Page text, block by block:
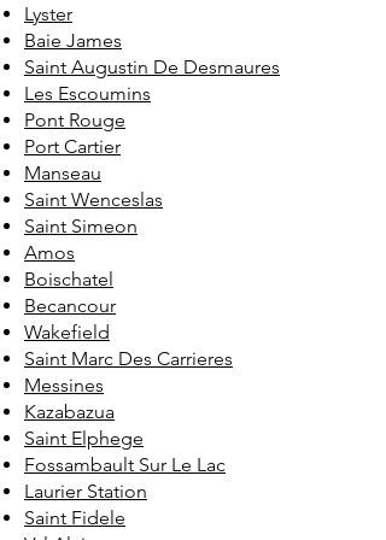
Lyster
Baie James
Saint Augustin De Desmaures
Les Escoumins
Pont Rouge
Port Cartier
Manseau
Saint Wenceslas
Saint Simeon
Amos
Boischatel
Becancour
Wakefield
Saint Marc Des Carrieres
Messines
Kazabazua
Saint Elphege
Fossambault Sur Le Lac
Laurier Station
Saint Fidele